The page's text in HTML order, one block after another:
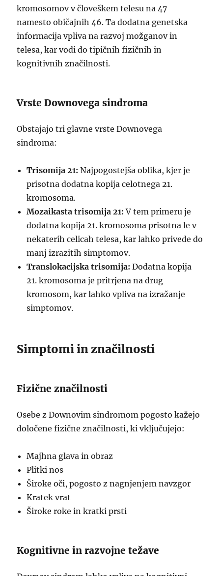
kromosomov v človeškem telesu na 47
namesto običajnih 46. Ta dodatna genetska
informacija vpliva na razvoj možganov in
telesa, kar vodi do tipičnih fizičnih in
kognitivnih značilnosti.
Vrste Downovega sindroma
Obstajajo tri glavne vrste Downovega
sindroma:
Trisomija 21: Najpogostejša oblika, kjer je
prisotna dodatna kopija celotnega 21.
kromosoma.
Mozaikasta trisomija 21: V tem primeru je
dodatna kopija 21. kromosoma prisotna le v
nekaterih celicah telesa, kar lahko privede do
manj izrazitih simptomov.
Translokacijska trisomija: Dodatna kopija
21. kromosoma je pritrjena na drug
kromosom, kar lahko vpliva na izražanje
simptomov.
Simptomi in značilnosti
Fizične značilnosti
Osebe z Downovim sindromom pogosto kažejo
določene fizične značilnosti, ki vključujejo:
Majhna glava in obraz
Plitki nos
Široke oči, pogosto z nagnjenjem navzgor
Kratek vrat
Široke roke in kratki prsti
Kognitivne in razvojne težave